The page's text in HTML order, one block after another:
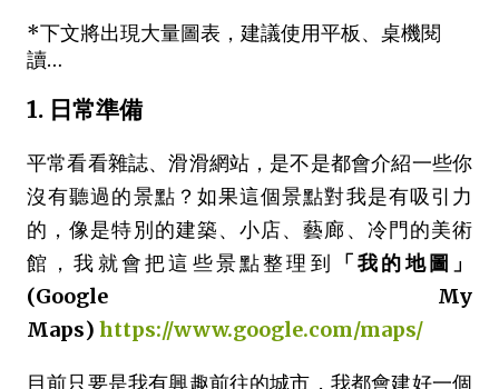
*下文將出現大量圖表，建議使用平板、桌機閱
讀…
1. 日常準備
平常看看雜誌、滑滑網站，是不是都會介紹一些你
沒有聽過的景點？如果這個景點對我是有吸引力
的，像是特別的建築、小店、藝廊、冷門的美術
館，我就會把這些景點整理到
「我的地圖」
(Google My
Maps) https://www.google.com/maps/
目前只要是我有興趣前往的城市，我都會建好一個